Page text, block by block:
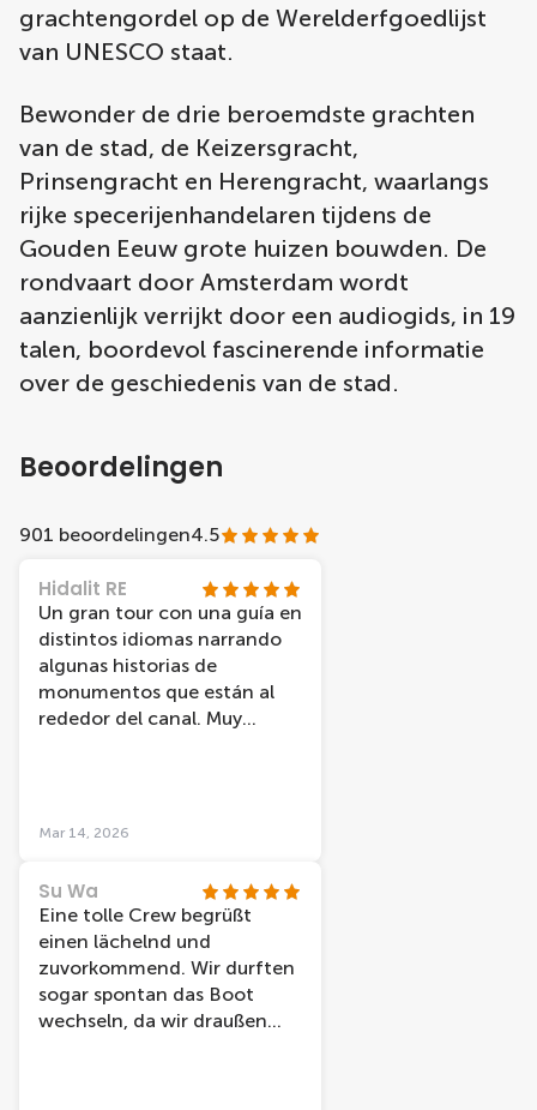
grachtengordel op de Werelderfgoedlijst
van UNESCO staat.
Bewonder de drie beroemdste grachten
van de stad, de Keizersgracht,
Prinsengracht en Herengracht, waarlangs
rijke specerijenhandelaren tijdens de
Gouden Eeuw grote huizen bouwden. De
rondvaart door Amsterdam wordt
aanzienlijk verrijkt door een audiogids, in 19
talen, boordevol fascinerende informatie
over de geschiedenis van de stad.
Beoordelingen
901 beoordelingen4.5
Hidalit RE
Un gran tour con una guía en
distintos idiomas narrando
algunas historias de
monumentos que están al
rededor del canal. Muy
Mar 14, 2026
Su Wa
Eine tolle Crew begrüßt
einen lächelnd und
zuvorkommend. Wir durften
sogar spontan das Boot
wechseln, da wir draußen